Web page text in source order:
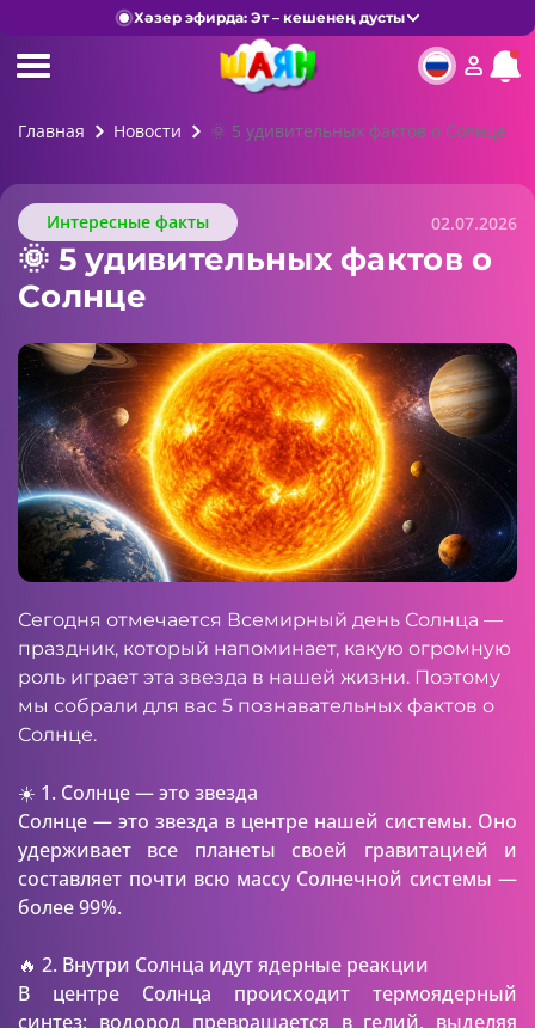
Хәзер эфирда: Эт – кешенең дусты
Главная Новости 🌞 5 удивительных фактов о Солнце
Интересные факты 02.07.2026
🌞 5 удивительных фактов о
Солнце
Сегодня отмечается Всемирный день Солнца —
праздник, который напоминает, какую огромную
роль играет эта звезда в нашей жизни. Поэтому
мы собрали для вас 5 познавательных фактов о
Солнце.
☀️ 1. Солнце — это звезда
Солнце — это звезда в центре нашей системы. Оно
удерживает все планеты своей гравитацией и
составляет почти всю массу Солнечной системы —
более 99%.
🔥 2. Внутри Солнца идут ядерные реакции
В центре Солнца происходит термоядерный
синтез: водород превращается в гелий, выделяя